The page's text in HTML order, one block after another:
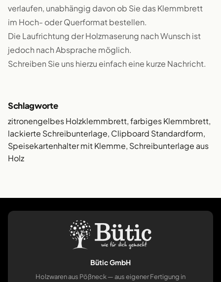
verlaufen, unabhängig davon ob Sie das Klemmbrett
im Hoch- oder Querformat bestellen.
Die Laufrichtung der Holzmaserung nach Wunsch ist
jedoch nach Absprache möglich.
Schreiben Sie uns hierzu einfach eine kurze Nachricht.
Schlagworte
zitronengelbes Holzklemmbrett, farbiges Klemmbrett,
lackierte Schreibunterlage, Clipboard Standardform,
Speisekartenhalter mit Klemme, Schreibunterlage aus
Holz
Bütic GmbH
Holzwaren aus Pößneck — aus eigener Fertigung in